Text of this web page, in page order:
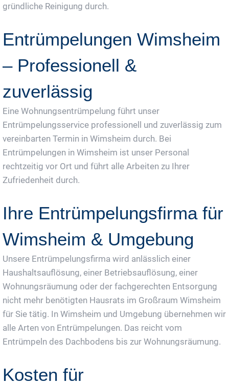
gründliche Reinigung durch.
Entrümpelungen Wimsheim
– Professionell &
zuverlässig
Eine Wohnungsentrümpelung führt unser
Entrümpelungsservice professionell und zuverlässig zum
vereinbarten Termin in Wimsheim durch. Bei
Entrümpelungen in Wimsheim ist unser Personal
rechtzeitig vor Ort und führt alle Arbeiten zu Ihrer
Zufriedenheit durch.
Ihre Entrümpelungsfirma für
Wimsheim & Umgebung
Unsere Entrümpelungsfirma wird anlässlich einer
Haushaltsauflösung, einer Betriebsauflösung, einer
Wohnungsräumung oder der fachgerechten Entsorgung
nicht mehr benötigten Hausrats im Großraum Wimsheim
für Sie tätig. In Wimsheim und Umgebung übernehmen wir
alle Arten von Entrümpelungen. Das reicht vom
Entrümpeln des Dachbodens bis zur Wohnungsräumung.
Kosten für